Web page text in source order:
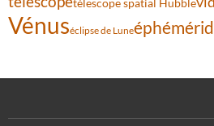
télescope spatial Hubble
Vénuséclipse de Lune